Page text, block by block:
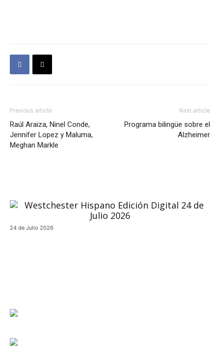
Previous article
Raúl Araiza, Ninel Conde,
Jennifer Lopez y Maluma,
Meghan Markle
Next article
Programa bilingüe sobre el
Alzheimer
24 de Julio 2026